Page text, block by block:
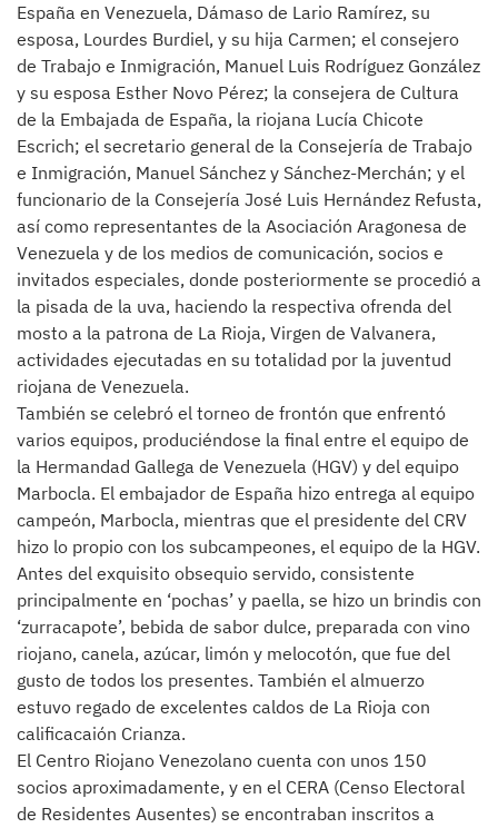
España en Venezuela, Dámaso de Lario Ramírez, su
esposa, Lourdes Burdiel, y su hija Carmen; el consejero
de Trabajo e Inmigración, Manuel Luis Rodríguez González
y su esposa Esther Novo Pérez; la consejera de Cultura
de la Embajada de España, la riojana Lucía Chicote
Escrich; el secretario general de la Consejería de Trabajo
e Inmigración, Manuel Sánchez y Sánchez-Merchán; y el
funcionario de la Consejería José Luis Hernández Refusta,
así como representantes de la Asociación Aragonesa de
Venezuela y de los medios de comunicación, socios e
invitados especiales, donde posteriormente se procedió a
la pisada de la uva, haciendo la respectiva ofrenda del
mosto a la patrona de La Rioja, Virgen de Valvanera,
actividades ejecutadas en su totalidad por la juventud
riojana de Venezuela.
También se celebró el torneo de frontón que enfrentó
varios equipos, produciéndose la final entre el equipo de
la Hermandad Gallega de Venezuela (HGV) y del equipo
Marbocla. El embajador de España hizo entrega al equipo
campeón, Marbocla, mientras que el presidente del CRV
hizo lo propio con los subcampeones, el equipo de la HGV.
Antes del exquisito obsequio servido, consistente
principalmente en ‘pochas’ y paella, se hizo un brindis con
‘zurracapote’, bebida de sabor dulce, preparada con vino
riojano, canela, azúcar, limón y melocotón, que fue del
gusto de todos los presentes. También el almuerzo
estuvo regado de excelentes caldos de La Rioja con
calificacaión Crianza.
El Centro Riojano Venezolano cuenta con unos 150
socios aproximadamente, y en el CERA (Censo Electoral
de Residentes Ausentes) se encontraban inscritos a